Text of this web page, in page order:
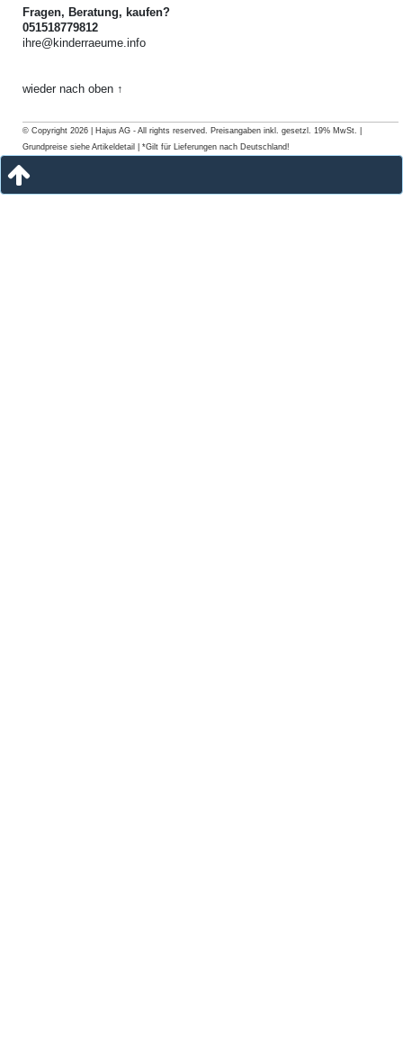
Fragen, Beratung, kaufen?
051518779812
ihre@kinderraeume.info
wieder nach oben ↑
© Copyright 2026 | Hajus AG - All rights reserved. Preisangaben inkl. gesetzl. 19% MwSt. |
Grundpreise siehe Artikeldetail | *Gilt für Lieferungen nach Deutschland!